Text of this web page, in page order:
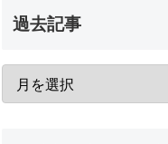
過去記事